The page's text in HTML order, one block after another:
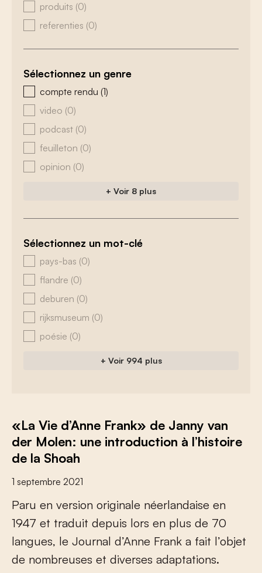
produits (0)
referenties (0)
Sélectionnez un genre
zoeken - genre
compte rendu (1)
video (0)
podcast (0)
feuilleton (0)
opinion (0)
+ Voir 8 plus
Sélectionnez un mot-clé
zoeken - tags
pays-bas (0)
flandre (0)
deburen (0)
rijksmuseum (0)
poésie (0)
+ Voir 994 plus
«La Vie d’Anne Frank» de Janny van
der Molen: une introduction à l’histoire
de la Shoah
1 septembre 2021
Paru en version originale néerlandaise en
1947 et traduit depuis lors en plus de 70
langues, le Journal d’Anne Frank a fait l’objet
de nombreuses et diverses adaptations.